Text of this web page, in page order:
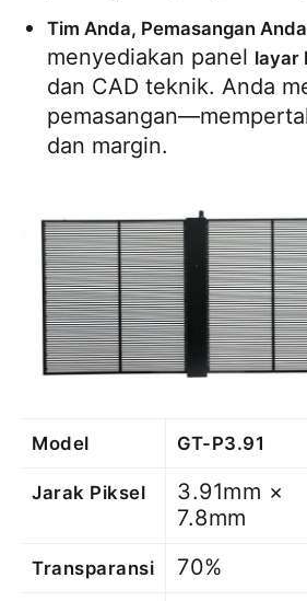
Tim Anda, Pemasangan Anda
menyediakan panel layar
dan CAD teknik. Anda
dan margin.
Model GT-P3.91
Jarak Piksel
3.91mm ×
7.8mm
Transparansi 70%